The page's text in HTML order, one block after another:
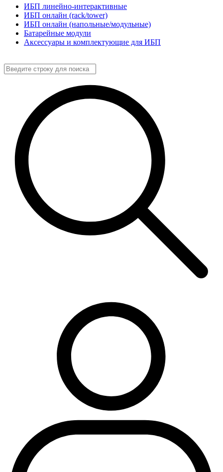
ИБП линейно-интерактивные
ИБП онлайн (rack/tower)
ИБП онлайн (напольные/модульные)
Батарейные модули
Аксессуары и комплектующие для ИБП